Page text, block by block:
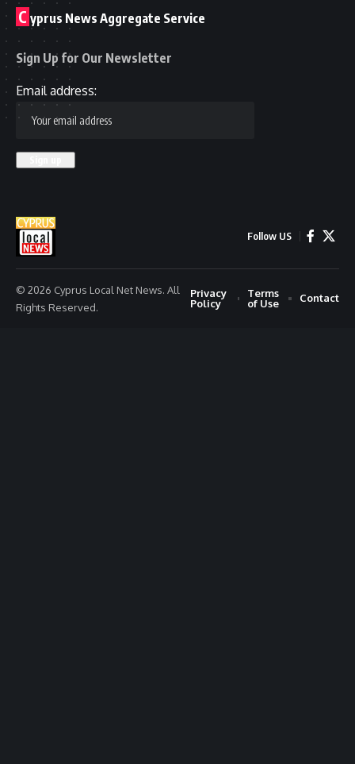
C yprus News Aggregate Service
Sign Up for Our Newsletter
Email address:
Follow US
© 2026 Cyprus Local Net News. All
Rights Reserved.
Privacy
Policy
Terms
of Use
Contact